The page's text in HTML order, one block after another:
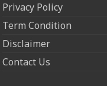
Privacy Policy
Term Condition
Disclaimer
Contact Us